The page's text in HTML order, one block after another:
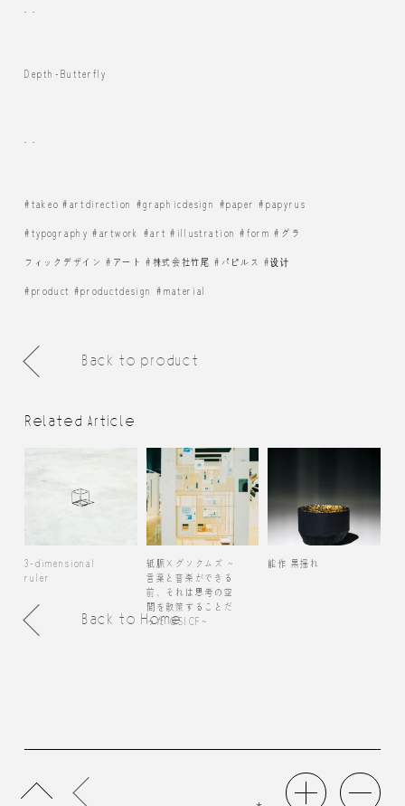
. .
Depth-Butterfly
. .
#takeo #artdirection #graphicdesign #paper #papyrus
#typography #artwork #art #illustration #form #グラ
フィックデザイン #アート #株式会社竹尾 #パピルス #设计
#product #productdesign #material
Back to product
Related Article
3-dimensional
ruler
紙脈×グソクムズ ~
言葉と音楽ができる
前、それは思考の空
間を散策することだ
った @SICF~
能作 黒揺れ
Back to Home